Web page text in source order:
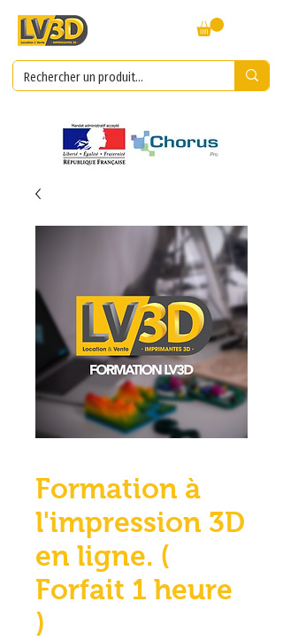
Formation à
l'impression 3D
en ligne. (
Forfait 1 heure
)